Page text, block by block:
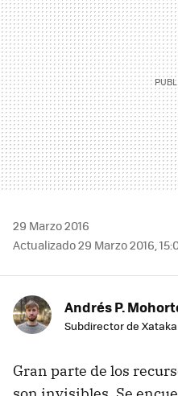
29 Marzo 2016
Actualizado 29 Marzo 2016,
Andrés P.
Subdirector de Xataka
Gran parte de los